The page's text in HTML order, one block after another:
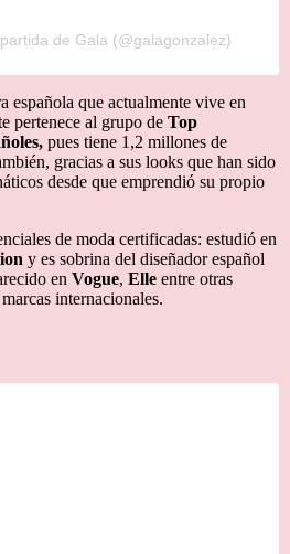
de Gala (@galagonzalez)
española que actualmente vive en
pertenece al grupo de Top
pues tiene 1,2 millones de
gracias a sus looks que han sido
desde que emprendió su propio
de moda certificadas: estudió en
y es sobrina del diseñador español
en Vogue, Elle entre otras
internacionales.